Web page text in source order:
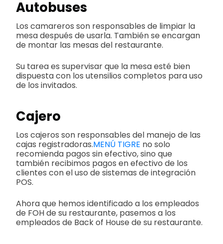
Autobuses
Los camareros son responsables de limpiar la
mesa después de usarla. También se encargan
de montar las mesas del restaurante.
Su tarea es supervisar que la mesa esté bien
dispuesta con los utensilios completos para uso
de los invitados.
Cajero
Los cajeros son responsables del manejo de las
cajas registradoras.MENÚ TIGRE no solo
recomienda pagos sin efectivo, sino que
también recibimos pagos en efectivo de los
clientes con el uso de sistemas de integración
POS.
Ahora que hemos identificado a los empleados
de FOH de su restaurante, pasemos a los
empleados de Back of House de su restaurante.